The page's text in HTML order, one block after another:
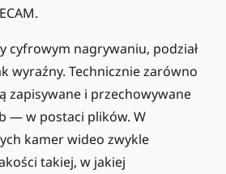
cyfrowym nagrywaniu, podział
wyraźny. Technicznie zarówno
zapisywane i przechowywane
— w postaci plików. W
kamer wideo zwykle
takiej, w jakiej